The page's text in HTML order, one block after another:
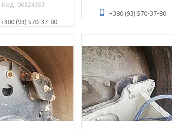
00324353
+380 (93) 570-37-80
+380 (93) 570-37-80